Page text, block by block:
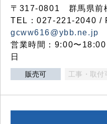
〒317‐0801 群馬県前
TEL：027-221-2040 /
gcww616@ybb.ne.jp
営業時間：9:00〜
日
販売可 工事・取付